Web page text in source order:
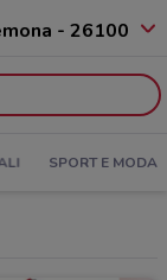
- 26100
SPORT E MODA